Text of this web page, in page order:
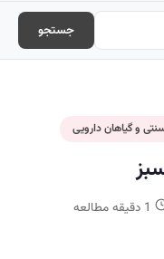
جستجو
و گیاهان دارویی